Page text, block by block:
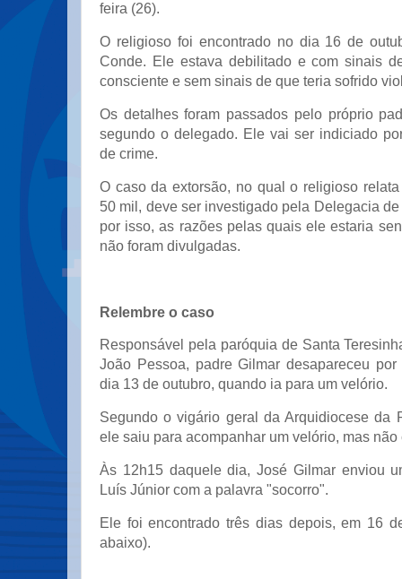
feira (26).
O religioso foi encontrado no dia 16 de
Conde. Ele estava debilitado e com sinais
consciente e sem sinais de que teria sofrido
Os detalhes foram passados pelo próprio
segundo o delegado. Ele vai ser indiciado
de crime.
O caso da extorsão, no qual o religioso
50 mil, deve ser investigado pela Delegacia
por isso, as razões pelas quais ele estaria
não foram divulgadas.
Relembre o caso
Responsável pela paróquia de Santa
João Pessoa, padre Gilmar desapareceu
dia 13 de outubro, quando ia para um velório.
Segundo o vigário geral da Arquidiocese da
ele saiu para acompanhar um velório, mas
Às 12h15 daquele dia, José Gilmar enviou
Luís Júnior com a palavra "socorro".
Ele foi encontrado três dias depois, em 16
abaixo).